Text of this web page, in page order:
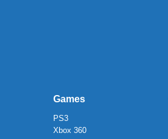
Games
PS3
Xbox 360